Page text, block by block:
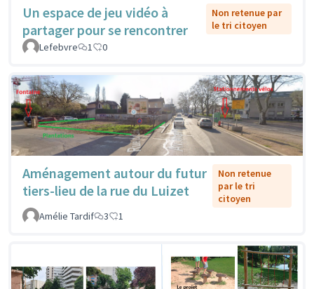
Un espace de jeu vidéo à
partager pour se rencontrer
Non retenue par
le tri citoyen
Lefebvre
1 0
Aménagement autour du futur
tiers-lieu de la rue du Luizet
Non retenue
par le tri
citoyen
Amélie Tardif
3 1